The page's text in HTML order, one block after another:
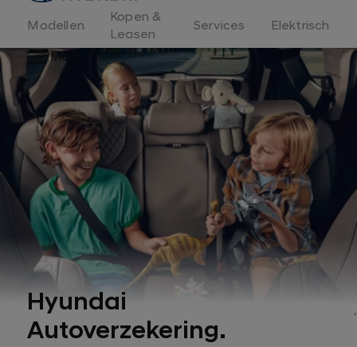
Modellen
Kopen &
Leasen
Services
Elektrisch
Menu
Hyundai
Autoverzekering.